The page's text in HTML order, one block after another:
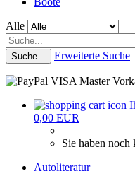
Alle
Suche... Erweiterte Suche
0,00 EUR
Sie haben
Autoliteratur